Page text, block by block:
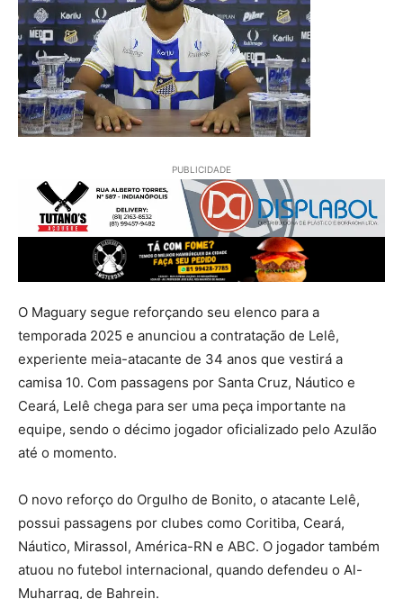
PUBLICIDADE
O Maguary segue reforçando seu elenco para a
temporada 2025 e anunciou a contratação de Lelê,
experiente meia-atacante de 34 anos que vestirá a
camisa 10. Com passagens por Santa Cruz, Náutico e
Ceará, Lelê chega para ser uma peça importante na
equipe, sendo o décimo jogador oficializado pelo Azulão
até o momento.
O novo reforço do Orgulho de Bonito, o atacante Lelê,
possui passagens por clubes como Coritiba, Ceará,
Náutico, Mirassol, América-RN e ABC. O jogador também
atuou no futebol internacional, quando defendeu o Al-
Muharraq, de Bahrein.